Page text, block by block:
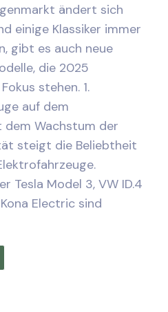
ändert sich
einige Klassiker immer
gibt es auch neue
die 2025
stehen. 1.
auf dem
dem Wachstum der
steigt die Beliebtheit
Tesla Model 3, VW ID.4
Electric sind